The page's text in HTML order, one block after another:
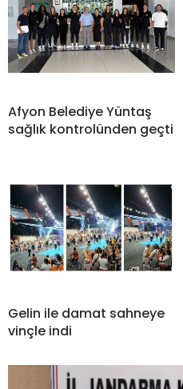
Afyon Belediye Yüntaş
sağlık kontrolünden geçti
Gelin ile damat sahneye
vinçle indi